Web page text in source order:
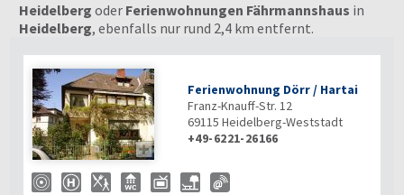
Heidelberg oder Ferienwohnungen Fährmannshaus in
Heidelberg, ebenfalls nur rund 2,4 km entfernt.

Ferienwohnung Dörr / Hartai
Franz-Knauff-Str. 12
69115 Heidelberg-Weststadt
+49-6221-26166